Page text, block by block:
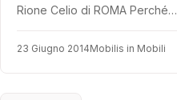
Rione Celio di ROMA Perché…
23 Giugno 2014Mobilis in Mobili